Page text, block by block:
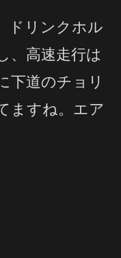
ドリンクホル
、高速走行は
下道のチョリ
ますね。エア